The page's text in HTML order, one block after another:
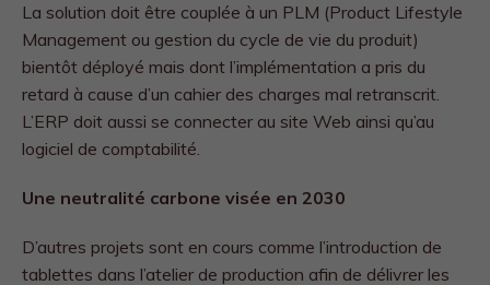
La solution doit être couplée à un PLM (Product Lifestyle
Management ou gestion du cycle de vie du produit)
bientôt déployé mais dont l’implémentation a pris du
retard à cause d’un cahier des charges mal retranscrit.
L’ERP doit aussi se connecter au site Web ainsi qu’au
logiciel de comptabilité.
Une neutralité carbone visée en 2030
D’autres projets sont en cours comme l’introduction de
tablettes dans l’atelier de production afin de délivrer les